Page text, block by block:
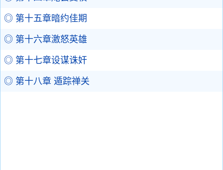
◎ 第十五章暗约佳期
◎ 第十六章激怒英雄
◎ 第十七章设谋诛奸
◎ 第十八章 遁踪禅关